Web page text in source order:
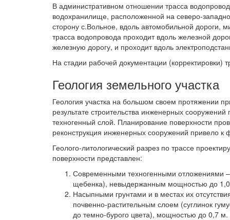
В административном отношении трасса
водохранилище, расположенной на северо-
сторону с.Вольное, вдоль автомобильной дороги,
трасса водопровода проходит вдоль железной
железную дорогу, и проходит вдоль
На стадии рабочей документации (корректировки)
Геология земельного участка
Геология участка на большом своем протяжении
результате строительства инженерных
техногенный слой. Планирование поверхности
реконструкция инженерных сооружений привело
Геолого-литологический разрез по трассе
поверхности представлен:
Современными техногенными отложениями
щебенка), невыдержанным мощностью до
Насыпными грунтами и в местах их
почвенно-растительным слоем (суглинок
до темно-бурого цвета), мощностью до 0,7 м.